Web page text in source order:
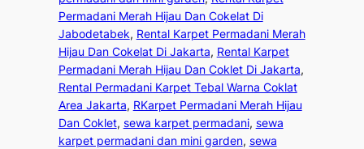
Permadani Merah Hijau Dan Cokelat Di
Jabodetabek, Rental Karpet Permadani Merah
Hijau Dan Cokelat Di Jakarta, Rental Karpet
Permadani Merah Hijau Dan Coklet Di Jakarta
Rental Permadani Karpet Tebal Warna Coklat
Area Jakarta, RKarpet Permadani Merah Hijau
Dan Coklet, sewa karpet permadani, sewa
karpet permadani dan mini garden, sewa